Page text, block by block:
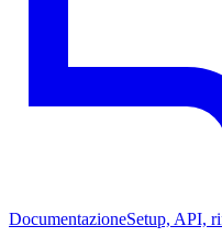
DocumentazioneSetup, API,